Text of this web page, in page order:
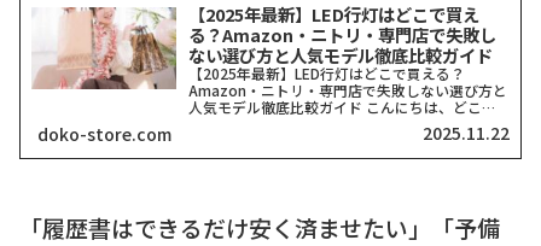
【2025年最新】LED行灯はどこで買え
る？Amazon・ニトリ・専門店で失敗し
ない選び方と人気モデル徹底比較ガイド
【2025年最新】LED行灯はどこで買える？
Amazon・ニトリ・専門店で失敗しない選び方と
人気モデル徹底比較ガイド こんにちは、どこス
トアです。和の趣あふれる空間を演出してくれる
「行灯（あんどん）」。その進化形であるLED行
灯が、今、イン...
doko-store.com 2025.11.22
「履歴書はできるだけ安く済ませたい」「予備